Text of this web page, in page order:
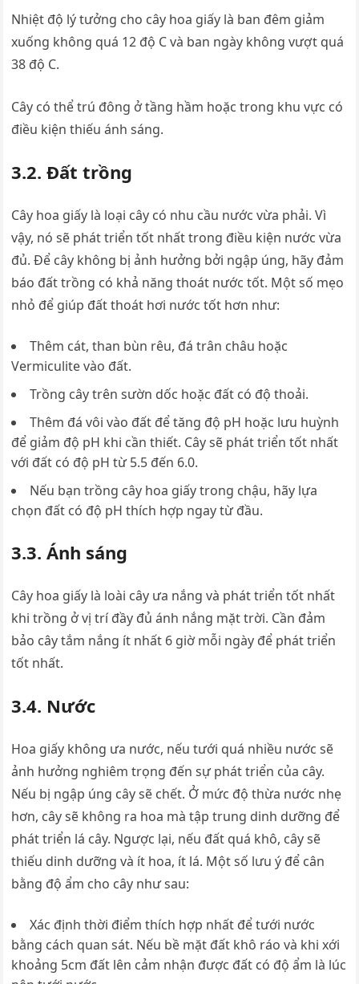
Nhiệt độ lý tưởng cho cây hoa giấy là ban đêm giảm
xuống không quá 12 độ C và ban ngày không vượt quá
38 độ C.
Cây có thể trú đông ở tầng hầm hoặc trong khu vực có
điều kiện thiếu ánh sáng.
3.2. Đất trồng
Cây hoa giấy là loại cây có nhu cầu nước vừa phải. Vì
vậy, nó sẽ phát triển tốt nhất trong điều kiện nước vừa
đủ. Để cây không bị ảnh hưởng bởi ngập úng, hãy đảm
báo đất trồng có khả năng thoát nước tốt. Một số mẹo
nhỏ để giúp đất thoát hơi nước tốt hơn như:
Thêm cát, than bùn rêu, đá trân châu hoặc
Vermiculite vào đất.
Trồng cây trên sườn dốc hoặc đất có độ thoải.
Thêm đá vôi vào đất để tăng độ pH hoặc lưu huỳnh
để giảm độ pH khi cần thiết. Cây sẽ phát triển tốt nhất
với đất có độ pH từ 5.5 đến 6.0.
Nếu bạn trồng cây hoa giấy trong chậu, hãy lựa
chọn đất có độ pH thích hợp ngay từ đầu.
3.3. Ánh sáng
Cây hoa giấy là loài cây ưa nắng và phát triển tốt nhất
khi trồng ở vị trí đầy đủ ánh nắng mặt trời. Cần đảm
bảo cây tắm nắng ít nhất 6 giờ mỗi ngày để phát triển
tốt nhất.
3.4. Nước
Hoa giấy không ưa nước, nếu tưới quá nhiều nước sẽ
ảnh hưởng nghiêm trọng đến sự phát triển của cây.
Nếu bị ngập úng cây sẽ chết. Ở mức độ thừa nước nhẹ
hơn, cây sẽ không ra hoa mà tập trung dinh dưỡng để
phát triển lá cây. Ngược lại, nếu đất quá khô, cây sẽ
thiếu dinh dưỡng và ít hoa, ít lá. Một số lưu ý để cân
bằng độ ẩm cho cây như sau:
Xác định thời điểm thích hợp nhất để tưới nước
bằng cách quan sát. Nếu bề mặt đất khô ráo và khi xới
khoảng 5cm đất lên cảm nhận được đất có độ ẩm là lúc